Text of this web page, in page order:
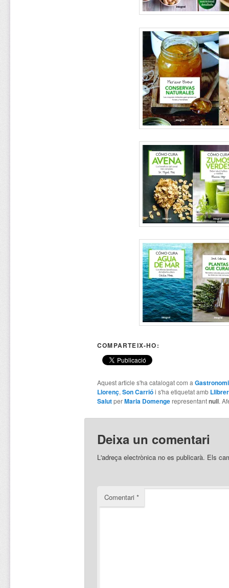
COMPARTEIX-HO:
Aquest article s'ha catalogat com a
Llorenç, Son Carriói s'ha etiquetat amb
SalutperMaria Domengerepresentantnull.
Deixa un comentari
L'adreça electrònica no es publicarà. Els
Comentari *